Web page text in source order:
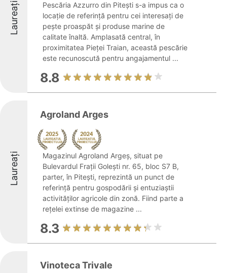
Laureați
Pescăria Azzurro din Pitești s-a impus ca o
locație de referință pentru cei interesați de
pește proaspăt și produse marine de
calitate înaltă. Amplasată central, în
proximitatea Pieței Traian, această pescărie
este recunoscută pentru angajamentul ...
8.8
Laureați
Agroland Arges
Magazinul Agroland Argeș, situat pe
Bulevardul Frații Golești nr. 65, bloc S7 B,
parter, în Pitești, reprezintă un punct de
referință pentru gospodării și entuziaștii
activităților agricole din zonă. Fiind parte a
rețelei extinse de magazine ...
8.3
Vinoteca Trivale